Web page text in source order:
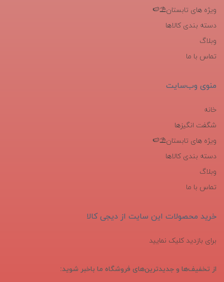
ویژه های تابستان⛱️🍉
دسته بندی کالاها
وبلاگ
تماس با ما
منوی وب‌سایت
خانه
شگفت انگیزها
ویژه های تابستان⛱️🍉
دسته بندی کالاها
وبلاگ
تماس با ما
خرید محصولات این سایت از دیجی کالا
برای بازدید کلیک نمایید
از تخفیف‌ها و جدیدترین‌های فروشگاه ما باخبر شوید: